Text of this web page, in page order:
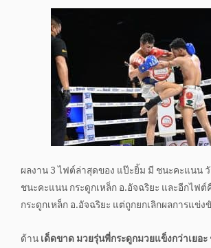
ผลงาน 3 ไฟต์ล่าสุดของ แป๊ะยิ้ม มี ชนะคะแนน
ชนะคะแนน กระดูกเหล็ก อ.อัจฉริยะ และอีกไฟ
กระดูกเหล็ก อ.อัจฉริยะ แต่ถูกยกเลิกผลการแข่ง
ด้านเด็ดขาด มวยรุ่นพี่กระดูกมวยแข็งกว่าเยอ